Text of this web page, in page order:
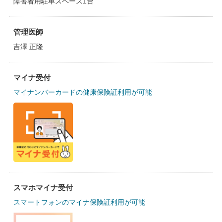
管理医師
吉澤 正隆
マイナ受付
マイナンバーカードの健康保険証利用が可能
スマホマイナ受付
スマートフォンのマイナ保険証利用が可能